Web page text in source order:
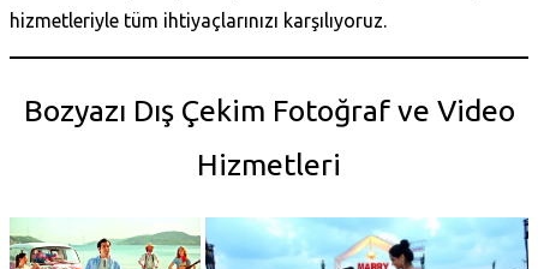
hizmetleriyle tüm ihtiyaçlarınızı karşılıyoruz.
Bozyazı Dış Çekim Fotoğraf ve Video
Hizmetleri